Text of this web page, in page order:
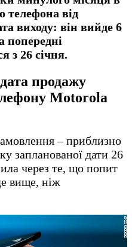
телефона від
виходу: він вийде 6
попередні
з 26 січня.
продажу
Motorola
– приблизно
запланованої дати 26
через те, що попит
вище, ніж